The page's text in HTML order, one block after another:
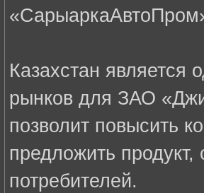
Казахстан является
рынков для ЗАО
позволит повысить
предложить
потребителей.